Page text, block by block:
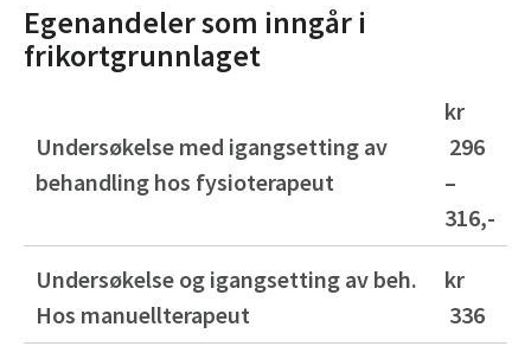
Egenandeler som inngår i
frikortgrunnlaget
Undersøkelse med igangsetting av
behandling hos fysioterapeut
kr
296
–
316,-
Undersøkelse og igangsetting av beh.
Hos manuellterapeut
kr
336